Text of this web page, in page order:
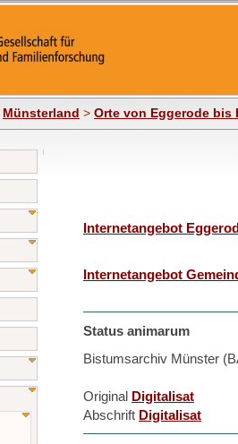
Münsterland > Orte von Eggerode bis
Internetangebot
Internetangebot
Status animarum
Bistumsarchiv Münster
Original Digitalisat
Abschrift Digitalisat